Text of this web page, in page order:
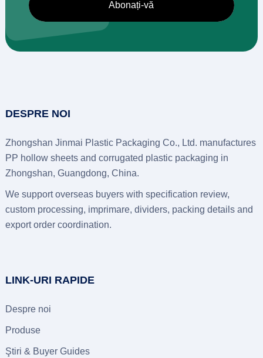
DESPRE NOI
Zhongshan Jinmai Plastic Packaging Co., Ltd. manufactures
PP hollow sheets and corrugated plastic packaging in
Zhongshan, Guangdong, China.
We support overseas buyers with specification review,
custom processing, imprimare, dividers, packing details and
export order coordination.
LINK-URI RAPIDE
Despre noi
Produse
Ştiri & Buyer Guides